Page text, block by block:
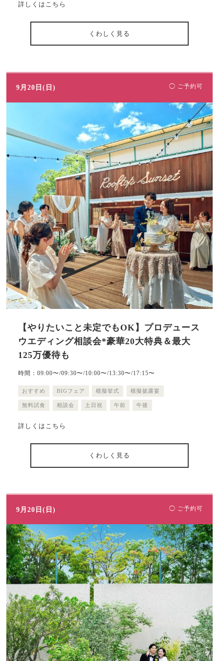
詳しくはこちら
くわしく見る
9月20日(日) ◯ ご予約可
【やりたいこと未定でもOK】プロデュース
ウエディング相談会*豪華20大特典＆最大
125万優待も
時間：09:00〜/09:30〜/10:00〜/13:30〜/17:15〜
おすすめ BIGフェア 模擬挙式 模擬披露宴
無料試食 相談会 土日祝 午前 午後
詳しくはこちら
くわしく見る
9月20日(日) ◯ ご予約可